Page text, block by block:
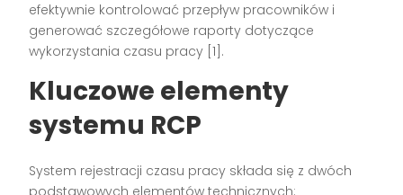
efektywnie kontrolować przepływ pracowników i
generować szczegółowe raporty dotyczące
wykorzystania czasu pracy [1].
Kluczowe elementy
systemu RCP
System rejestracji czasu pracy składa się z dwóch